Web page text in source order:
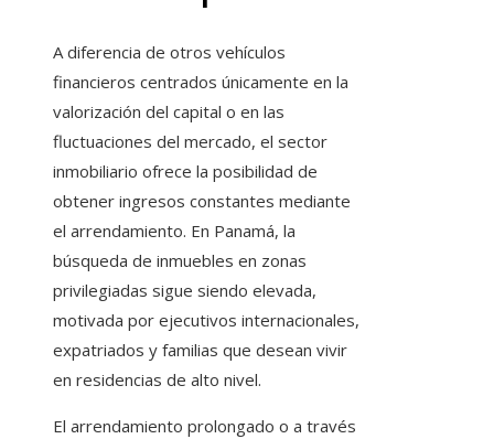
A diferencia de otros vehículos
financieros centrados únicamente en la
valorización del capital o en las
fluctuaciones del mercado, el sector
inmobiliario ofrece la posibilidad de
obtener ingresos constantes mediante
el arrendamiento. En Panamá, la
búsqueda de inmuebles en zonas
privilegiadas sigue siendo elevada,
motivada por ejecutivos internacionales,
expatriados y familias que desean vivir
en residencias de alto nivel.
El arrendamiento prolongado o a través